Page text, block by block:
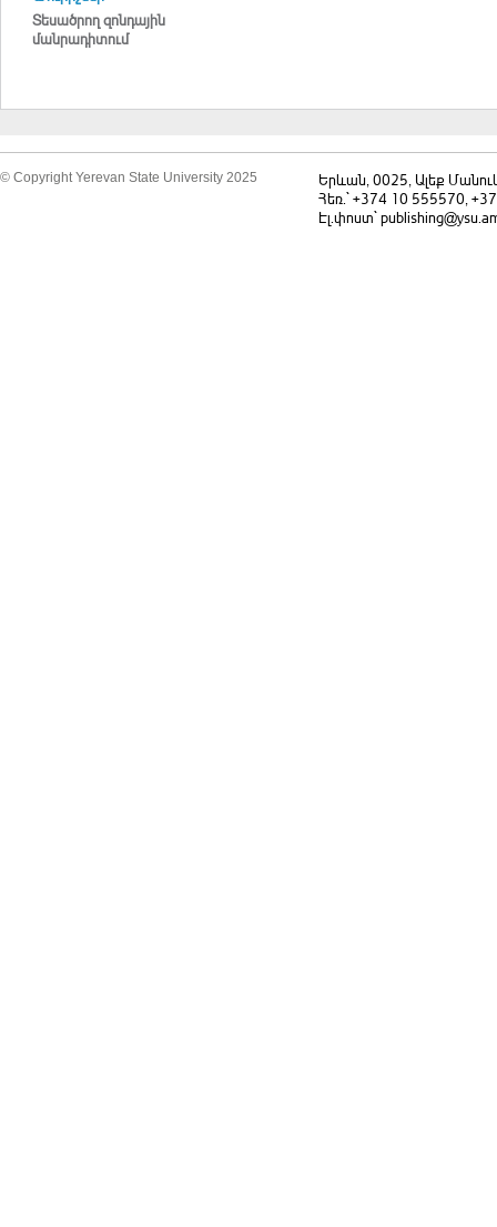
Տեսածրող զոնդային
մանրադիտում
© Copyright Yerevan State University 2025
Երևան, 0025, Ալեք
Հեռ.` +374 10 555570,
Էլ.փոստ`